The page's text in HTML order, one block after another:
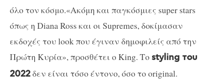
όλο τον κόσμο.«Ακόμη και παγκόσμιες super stars
όπως η Diana Ross και οι Supremes, δοκίμασαν
εκδοχές του look που έγιναν δημοφιλείς από την
Πρώτη Κυρία», προσθέτει ο King. Τοstyling του
2022δεν είναι τόσο έντονο, όσο το original.